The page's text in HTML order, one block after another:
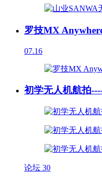
罗技MX
07.16
初学无人机航拍
论坛 30